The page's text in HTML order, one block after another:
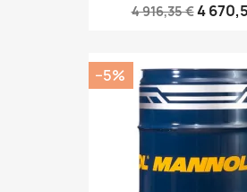
4 916,35 €4
−5%